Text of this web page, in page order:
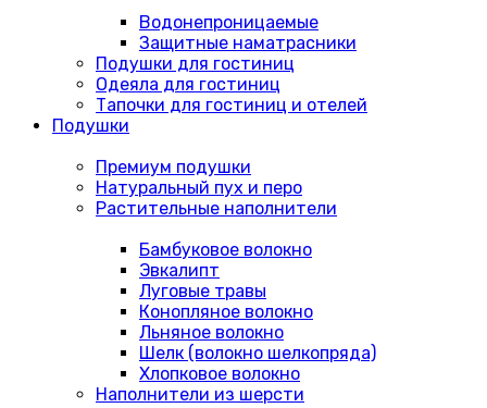
Водонепроницаемые
Защитные наматрасники
Подушки для гостиниц
Одеяла для гостиниц
Тапочки для гостиниц и отелей
Подушки
Премиум подушки
Натуральный пух и перо
Растительные наполнители
Бамбуковое волокно
Эвкалипт
Луговые травы
Конопляное волокно
Льняное волокно
Шелк (волокно шелкопряда)
Хлопковое волокно
Наполнители из шерсти